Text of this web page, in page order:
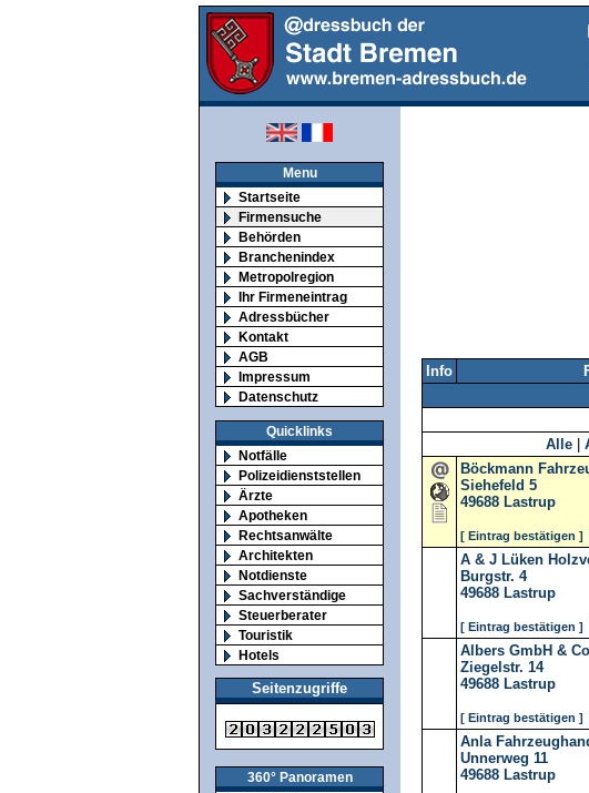
Menu
Startseite
Firmensuche
Behörden
Branchenindex
Metropolregion
Ihr Firmeneintrag
Adressbücher
Kontakt
AGB
Impressum
Datenschutz
Quicklinks
Notfälle
Polizeidienststellen
Ärzte
Apotheken
Rechtsanwälte
Architekten
Notdienste
Sachverständige
Steuerberater
Touristik
Hotels
Seitenzugriffe
360° Panoramen
Info
Alle
Böckmann
Siehefeld 5
49688 Lastrup
[ Eintrag bestätigen ]
A & J Lüken
Burgstr. 4
49688 Lastrup
[ Eintrag bestätigen ]
Albers GmbH &
Ziegelstr. 14
49688 Lastrup
[ Eintrag bestätigen ]
Anla
Unnerweg 11
49688 Lastrup